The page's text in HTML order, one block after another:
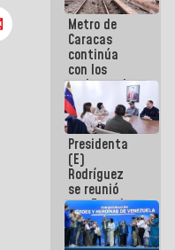
Metro de
Caracas
continúa
con los
trabajos de
mantenimiento
e inspección
en la Línea 2
Presidenta
(E)
Rodríguez
se reunió
con Estado
Mayor
Eléctrico